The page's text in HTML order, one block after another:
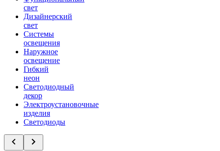
свет
Дизайнерский
свет
Системы
освещения
Наружное
освещение
Гибкий
неон
Светодиодный
декор
Электроустановочные
изделия
Светодиоды